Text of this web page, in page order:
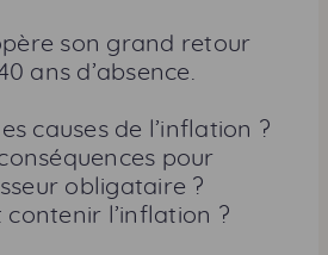
r
t
g
e
r
c
son grand retour
ans d’absence.
causes de l’inflation ?
pour
obligataire ?
contenir l’inflation ?